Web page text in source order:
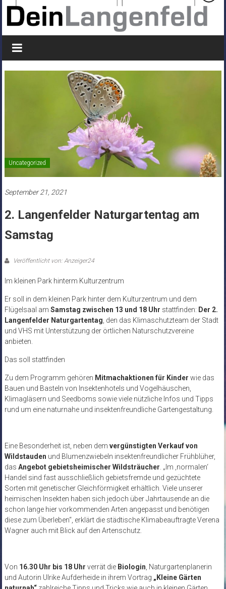
Uncategorized
September 21, 2021
2. Langenfelder Naturgartentag am
Samstag
Veröffentlicht von: Anzeiger24
Im kleinen Park hinterm Kulturzentrum
Er soll in dem kleinen Park hinter dem Kulturzentrum und dem
Flügelsaal am Samstag zwischen 13 und 18 Uhr stattfinden: Der 2.
Langenfelder Naturgartentag , den das Klimaschutzteam der Stadt
und VHS mit Unterstützung der örtlichen Naturschutzvereine
anbieten.
Das soll stattfinden
Zu dem Programm gehören Mitmachaktionen für Kinder wie das
Bauen und Basteln von Insektenhotels und Vogelhäuschen,
Klimagläsern und Seedboms sowie viele nützliche Infos und Tipps
rund um eine naturnahe und insektenfreundliche Gartengestaltung.
Eine Besonderheit ist, neben dem vergünstigten Verkauf von
Wildstauden und Blumenzwiebeln insektenfreundlicher Frühblüher,
das Angebot gebietsheimischer Wildsträucher . „Im ‚normalen‘
Handel sind fast ausschließlich gebietsfremde und gezüchtete
Sorten mit genetischer Gleichförmigkeit erhältlich. Viele unserer
heimischen Insekten haben sich jedoch über Jahrtausende an die
schon lange hier vorkommenden Arten angepasst und benötigen
diese zum Überleben“, erklärt die städtische Klimabeauftragte Verena
Wagner auch mit Blick auf den Artenschutz.
Von 16.30 Uhr bis 18 Uhr verrät die Biologin , Naturgartenplanerin
und Autorin Ulrike Aufderheide in ihrem Vortrag „Kleine Gärten